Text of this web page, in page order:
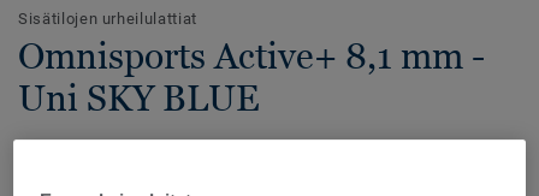
Sisätilojen urheilulattiat
Omnisports Active+ 8,1 mm -
Uni SKY BLUE